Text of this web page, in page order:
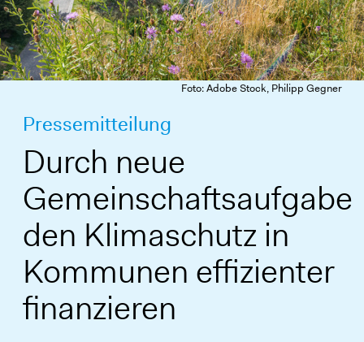
Foto: Adobe Stock, Philipp Gegner
Pressemitteilung
Durch neue
Gemeinschaftsaufgabe
den Klimaschutz in
Kommunen effizienter
finanzieren